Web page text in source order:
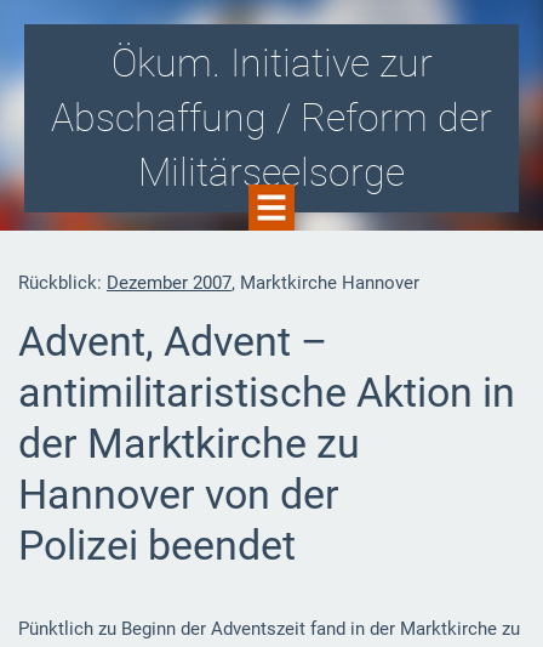
Ökum. Initiative zur
Abschaffung / Reform der
Militärseelsorge
Gegen die Zusammenarbeit von Kirche
organisierte Soldatenseelsorge i.S.v.
Aussteigerbegleitung und -beratung!
Rückblick: Dezember 2007, Marktkirche Hannover
Advent, Advent –
antimilitaristische Aktion in
der Marktkirche zu
Hannover von der
Polizei beendet
Pünktlich zu Beginn der Adventszeit fand in der Marktkirche zu